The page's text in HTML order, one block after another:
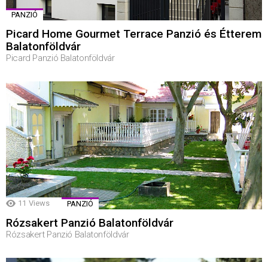
PANZIÓ
Picard Home Gourmet Terrace Panzió és Étterem
Balatonföldvár
Picard Panzió Balatonföldvár
11 Views PANZIÓ
Rózsakert Panzió Balatonföldvár
Rózsakert Panzió Balatonföldvár